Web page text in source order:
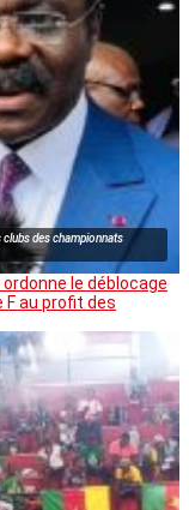
des championnats
le déblocage
F au profit des